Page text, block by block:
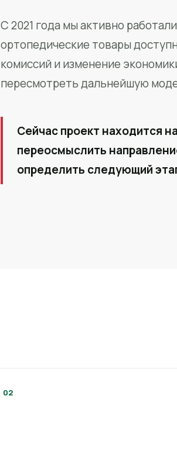
С 2021 года мы активно
ортопедические товары
комиссий и изменение
пересмотреть дальнейшую
Сейчас проект находится
переосмыслить
определить следующий
02